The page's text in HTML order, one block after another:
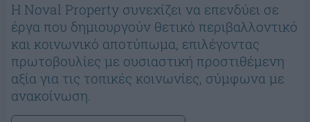
Η Noval Property συνεχίζει να επενδύει σε
έργα που δημιουργούν θετικό περιβαλλοντικό
και κοινωνικό αποτύπωμα, επιλέγοντας
πρωτοβουλίες με ουσιαστική προστιθέμενη
αξία για τις τοπικές κοινωνίες, σύμφωνα με
ανακοίνωση.